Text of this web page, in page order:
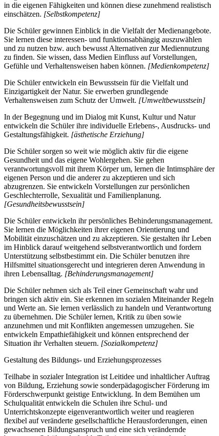
in die eigenen Fähigkeiten und können diese zunehmend realistisch
einschätzen. [Selbstkompetenz]
Die Schüler gewinnen Einblick in die Vielfalt der Medienangebote.
Sie lernen diese interessen- und funktionsabhängig auszuwählen
und zu nutzen bzw. auch bewusst Alternativen zur Mediennutzung
zu finden. Sie wissen, dass Medien Einfluss auf Vorstellungen,
Gefühle und Verhaltensweisen haben können. [Medienkompetenz]
Die Schüler entwickeln ein Bewusstsein für die Vielfalt und
Einzigartigkeit der Natur. Sie erwerben grundlegende
Verhaltensweisen zum Schutz der Umwelt. [Umweltbewusstsein]
In der Begegnung und im Dialog mit Kunst, Kultur und Natur
entwickeln die Schüler ihre individuelle Erlebens-, Ausdrucks- und
Gestaltungsfähigkeit. [ästhetische Erziehung]
Die Schüler sorgen so weit wie möglich aktiv für die eigene
Gesundheit und das eigene Wohlergehen. Sie gehen
verantwortungsvoll mit ihrem Körper um, lernen die Intimsphäre der
eigenen Person und die anderer zu akzeptieren und sich
abzugrenzen. Sie entwickeln Vorstellungen zur persönlichen
Geschlechterrolle, Sexualität und Familienplanung.
[Gesundheitsbewusstsein]
Die Schüler entwickeln ihr persönliches Behinderungsmanagement.
Sie lernen die Möglichkeiten ihrer eigenen Orientierung und
Mobilität einzuschätzen und zu akzeptieren. Sie gestalten ihr Leben
im Hinblick darauf weitgehend selbstverantwortlich und fordern
Unterstützung selbstbestimmt ein. Die Schüler benutzen ihre
Hilfsmittel situationsgerecht und integrieren deren Anwendung in
ihren Lebensalltag. [Behinderungsmanagement]
Die Schüler nehmen sich als Teil einer Gemeinschaft wahr und
bringen sich aktiv ein. Sie erkennen im sozialen Miteinander Regeln
und Werte an. Sie lernen verlässlich zu handeln und Verantwortung
zu übernehmen. Die Schüler lernen, Kritik zu üben sowie
anzunehmen und mit Konflikten angemessen umzugehen. Sie
entwickeln Empathiefähigkeit und können entsprechend der
Situation ihr Verhalten steuern. [Sozialkompetenz]
Gestaltung des Bildungs- und Erziehungsprozesses
Teilhabe in sozialer Integration ist Leitidee und inhaltlicher Auftrag
von Bildung, Erziehung sowie sonderpädagogischer Förderung im
Förderschwerpunkt geistige Entwicklung. In dem Bemühen um
Schulqualität entwickeln die Schulen ihre Schul- und
Unterrichtskonzepte eigenverantwortlich weiter und reagieren
flexibel auf veränderte gesellschaftliche Herausforderungen, einen
gewachsenen Bildungsanspruch und eine sich verändernde